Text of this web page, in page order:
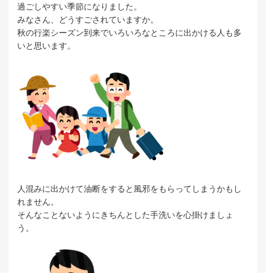
過ごしやすい季節になりました。
みなさん、どうすごされていますか。
秋の行楽シーズン到来でいろいろなところに出かける人も多
いと思います。
人混みに出かけて油断をすると風邪をもらってしまうかもし
れません。
そんなことないようにきちんとした手洗いを心掛けましょ
う。